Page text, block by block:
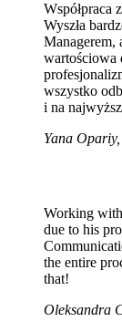
Współpraca
Wyszła
Managerem,
wartościowa
wszystko
i na
Yana Opariy,
Working
due to his
the entire
that!
Oleksandra